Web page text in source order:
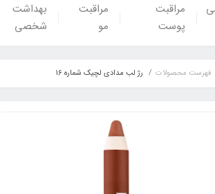
مراقبت
پوست
مراقبت
مو
بهداشت
شخصی
فهرست محصولات رژ لب مدادی لچیک شماره 16